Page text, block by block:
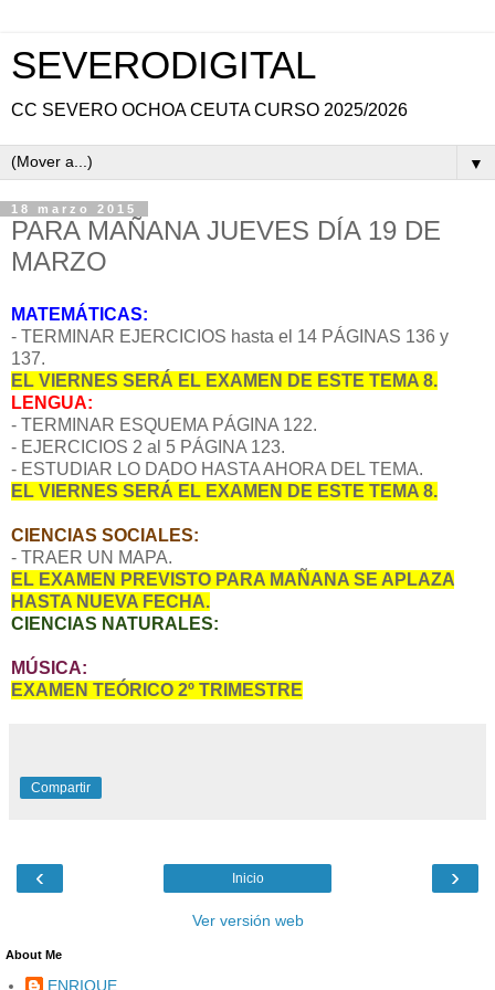
SEVERODIGITAL
CC SEVERO OCHOA CEUTA CURSO 2025/2026
▼
18 marzo 2015
PARA MAÑANA JUEVES DÍA 19 DE
MARZO
MATEMÁTICAS:
- TERMINAR EJERCICIOS hasta el 14 PÁGINAS 136 y
137.
EL VIERNES SERÁ EL EXAMEN DE ESTE TEMA 8.
LENGUA:
- TERMINAR ESQUEMA PÁGINA 122.
- EJERCICIOS 2 al 5 PÁGINA 123.
- ESTUDIAR LO DADO HASTA AHORA DEL TEMA.
EL VIERNES SERÁ EL EXAMEN DE ESTE TEMA 8.
CIENCIAS SOCIALES:
- TRAER UN MAPA.
EL EXAMEN PREVISTO PARA MAÑANA SE APLAZA
HASTA NUEVA FECHA.
CIENCIAS NATURALES:
MÚSICA:
EXAMEN TEÓRICO 2º TRIMESTRE
Compartir
‹ ›
Inicio
Ver versión web
About Me
ENRIQUE